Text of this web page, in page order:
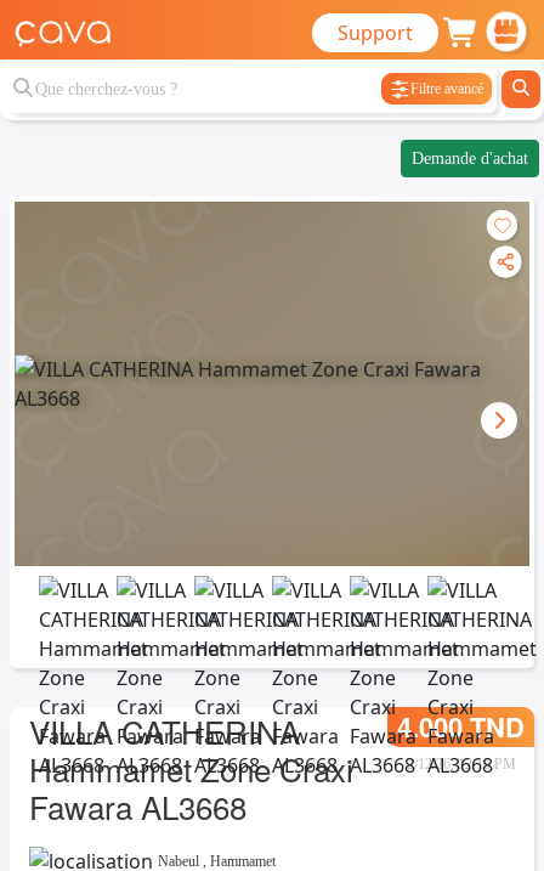
Support
Filtre avancé
Demande d'achat
VILLA CATHERINA
Hammamet Zone Craxi
Fawara AL3668
4.000 TND
2/12/26, 12:16 PM
Nabeul , Hammamet